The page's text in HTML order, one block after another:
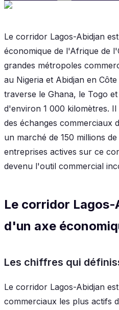
Le corridor Lagos-Abidjan
économique de l'Afrique de
grandes métropoles
au Nigeria et Abidjan en
traverse le Ghana, le Togo
d'environ 1 000 kilomètres.
des échanges commerciaux
un marché de 150 millions
entreprises actives sur ce
devenu l'outil commercial
Le corridor
d'un axe
Les chiffres qui
Le corridor Lagos-Abidjan
commerciaux les plus actifs